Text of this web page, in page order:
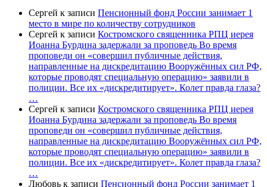
Сергей к записи Пенсионный фонд России занимает 1
место в мире по количеству сотрудников
Сергей к записи Костромского священника РПЦ иерея
Иоанна Бурдина задержали за проповедь Во время
проповеди он «совершил публичные действия,
направленные на дискредитацию Вооружённых сил РФ,
которые проводят специальную операцию» заявили в
полиции. Все их «дискредитирует». Колет правда глаза?
…
Сергей к записи Костромского священника РПЦ иерея
Иоанна Бурдина задержали за проповедь Во время
проповеди он «совершил публичные действия,
направленные на дискредитацию Вооружённых сил РФ,
которые проводят специальную операцию» заявили в
полиции. Все их «дискредитирует». Колет правда глаза?
…
Любовь к записи Пенсионный фонд России занимает 1